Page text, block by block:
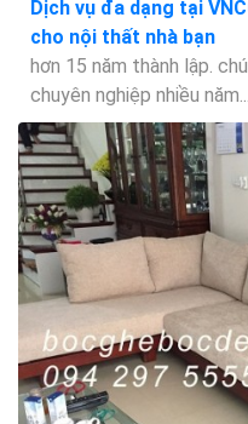
Dịch vụ đa dạng tại
cho nội thất nhà bạn
hơn 15 năm thành lập.
chuyên nghiệp nhiều năm...